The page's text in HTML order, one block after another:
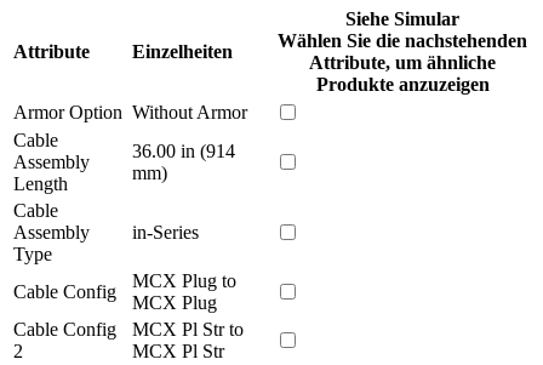
Attribute Einzelheiten
Siehe Simular
Wählen Sie die nachstehenden
Attribute, um ähnliche
Produkte anzuzeigen
Armor Option Without Armor
Cable
Assembly
Length
36.00 in (914
mm)
Cable
Assembly
Type
in-Series
Cable Config
MCX Plug to
MCX Plug
Cable Config
2
MCX Pl Str to
MCX Pl Str